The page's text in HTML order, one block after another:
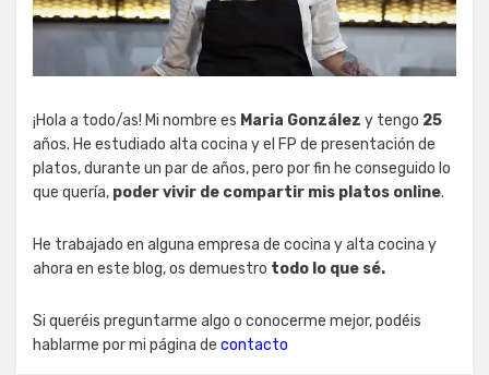
¡Hola a todo/as! Mi nombre es Maria González y tengo 25
años. He estudiado alta cocina y el FP de presentación de
platos, durante un par de años, pero por fin he conseguido lo
que quería, poder vivir de compartir mis platos online.
He trabajado en alguna empresa de cocina y alta cocina y
ahora en este blog, os demuestro todo lo que sé.
Si queréis preguntarme algo o conocerme mejor, podéis
hablarme por mi página de contacto